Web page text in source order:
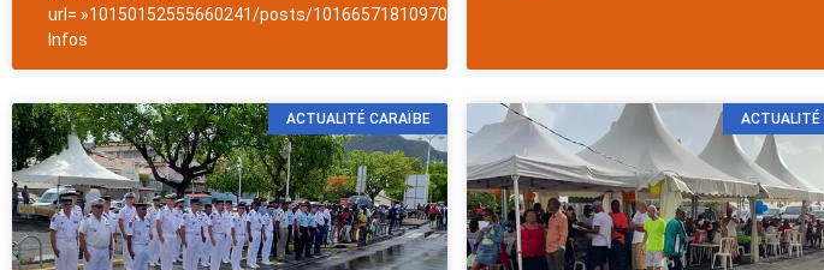
url= »10150152555660241/posts/10166571810970241/ »]NewsAntilles
Infos
ACTUALITÉ CARAÏBE ACTUALITÉ